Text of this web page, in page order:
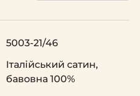
5003-21/46
Італійський сатин,
бавовна 100%